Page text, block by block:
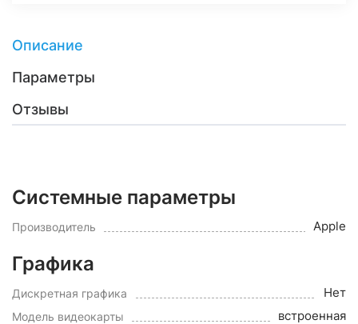
Описание
Параметры
Отзывы
Системные параметры
Производитель Apple
Графика
Дискретная графика Нет
Модель видеокарты встроенная